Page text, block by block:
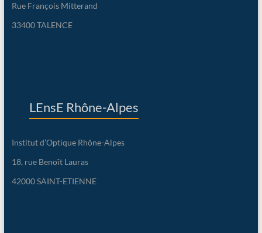
Rue François Mitterand
33400 TALENCE
LEnsE Rhône-Alpes
Institut d’Optique Rhône-Alpes
18, rue Benoît Lauras
42000 SAINT-ETIENNE